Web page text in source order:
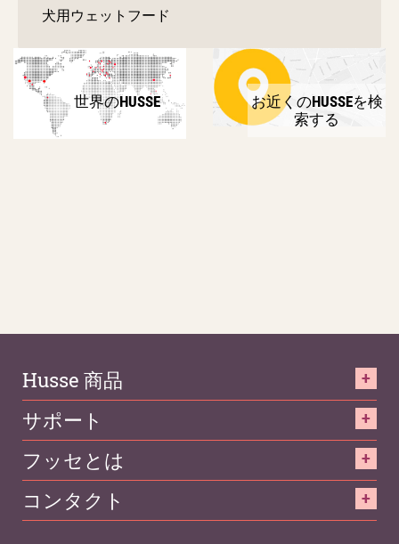
犬用ウェットフード
世界のHUSSE
お近くのHUSSEを検
索する
Husse 商品
サポート
フッセとは
コンタクト